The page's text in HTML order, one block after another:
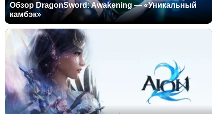
Обзор DragonSword: Awakening — «Уникальный
камбэк»